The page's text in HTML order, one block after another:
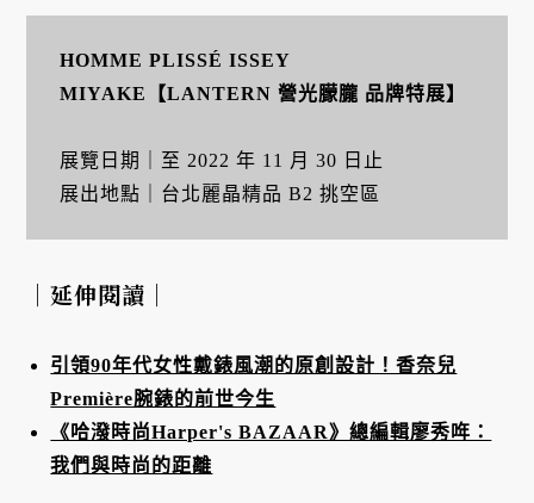
HOMME PLISSÉ ISSEY
MIYAKE【LANTERN 營光朦朧 品牌特展】
展覽日期｜至 2022 年 11 月 30 日止
展出地點｜台北麗晶精品 B2 挑空區
｜延伸閱讀｜
引領90年代女性戴錶風潮的原創設計！香奈兒
Première腕錶的前世今生
《哈潑時尚Harper's BAZAAR》總編輯廖秀哖：
我們與時尚的距離